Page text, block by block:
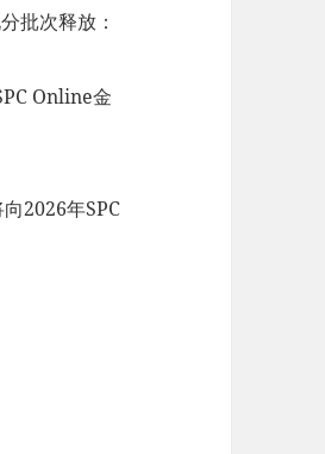
批次释放：
Online金
2026年SPC